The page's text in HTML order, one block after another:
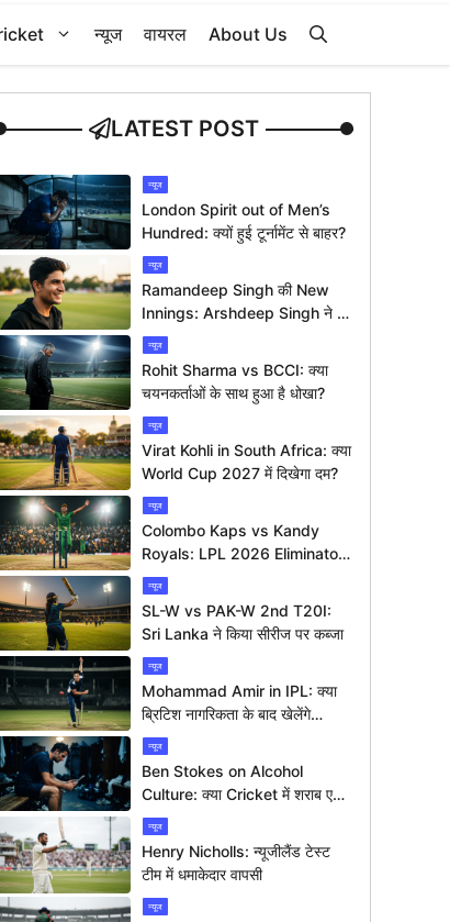
न्यूज वायरल About Us
LATEST POST
न्यूज
London Spirit out of Men’s
Hundred: क्यों हुई टूर्नामेंट से बाहर?
न्यूज
Ramandeep Singh की New
Innings: Arshdeep Singh ने दी
ख़ास बधाई
न्यूज
Rohit Sharma vs BCCI: क्या
चयनकर्ताओं के साथ हुआ है धोखा?
न्यूज
Virat Kohli in South Africa: क्या
World Cup 2027 में दिखेगा दम?
न्यूज
Colombo Kaps vs Kandy
Royals: LPL 2026 Eliminator
में कौन मारेगा बाज़ी?
न्यूज
SL-W vs PAK-W 2nd T20I:
Sri Lanka ने किया सीरीज पर कब्जा
न्यूज
Mohammad Amir in IPL: क्या
ब्रिटिश नागरिकता के बाद खेलेंगे
आईपीएल?
न्यूज
Ben Stokes on Alcohol
Culture: क्या Cricket में शराब एक
बड़ी समस्या है?
न्यूज
Henry Nicholls: न्यूजीलैंड टेस्ट
टीम में धमाकेदार वापसी
न्यूज